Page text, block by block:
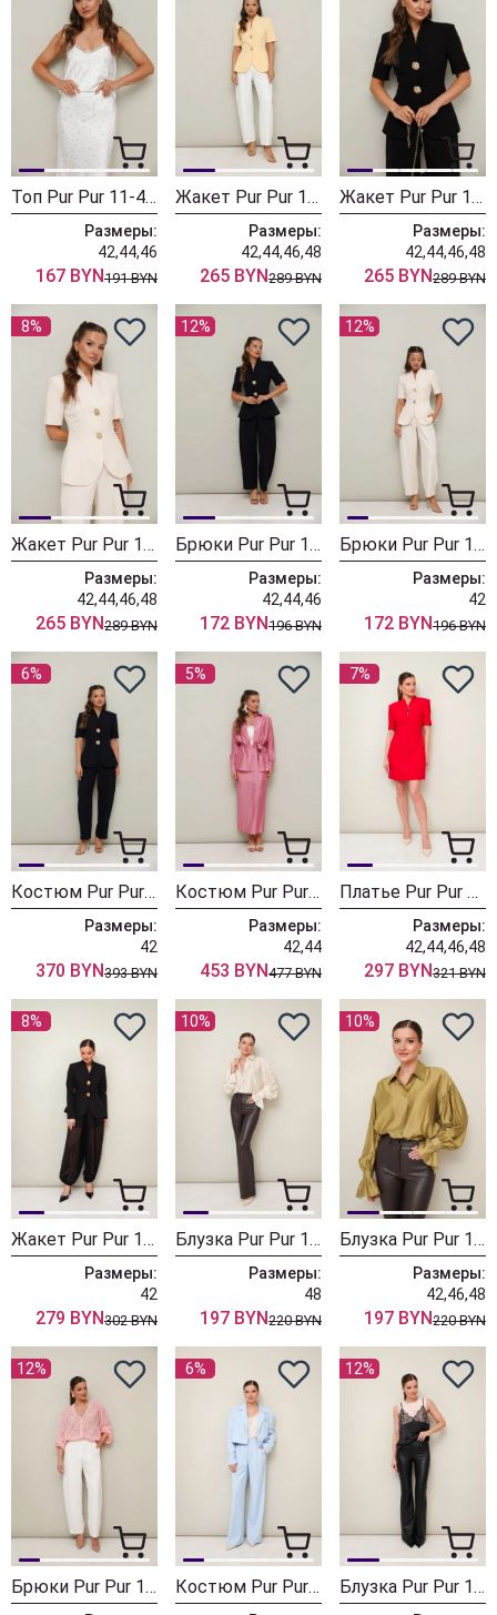
Топ Pur Pur 11-490-2
Размеры:
42,44,46
167 BYN191 BYN
Жакет Pur Pur 11-484-4
Размеры:
42,44,46,48
265 BYN289 BYN
Жакет Pur Pur 11-484-3
Размеры:
42,44,46,48
265 BYN289 BYN
8%
Жакет Pur Pur 11-484-2
Размеры:
42,44,46,48
265 BYN289 BYN
12%
Брюки Pur Pur 11-481-3
Размеры:
42,44,46
172 BYN196 BYN
12%
Брюки Pur Pur 11-481-1
Размеры:
42
172 BYN196 BYN
6%
Костюм Pur Pur 11-486-3
Размеры:
42
370 BYN393 BYN
5%
Костюм Pur Pur 11-354-10
Размеры:
42,44
453 BYN477 BYN
7%
Платье Pur Pur 11-487
Размеры:
42,44,46,48
297 BYN321 BYN
8%
Жакет Pur Pur 11-485
Размеры:
42
279 BYN302 BYN
10%
Блузка Pur Pur 11-460-2
Размеры:
48
197 BYN220 BYN
10%
Блузка Pur Pur 11-460-1
Размеры:
42,46,48
197 BYN220 BYN
12%
Брюки Pur Pur 11-481
6%
Костюм Pur Pur 11-476
12%
Блузка Pur Pur 11-474-1